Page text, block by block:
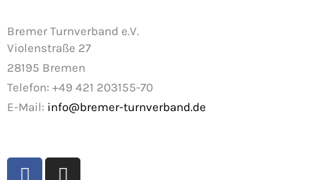
Bremer Turnverband e.V.
Violenstraße 27
28195 Bremen
Telefon: +49 421 203155-70
E-Mail: info@bremer-turnverband.de
F
I